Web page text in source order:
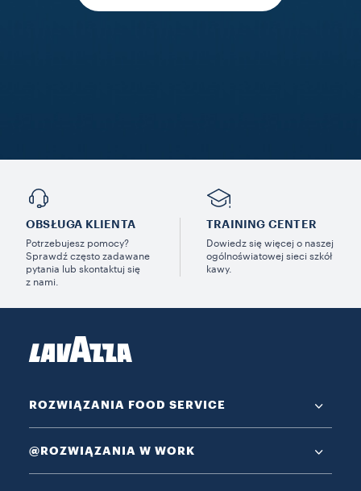
OBSŁUGA KLIENTA
Potrzebujesz pomocy?
Sprawdź często zadawane
pytania lub skontaktuj się
z nami.
TRAINING CENTER
Dowiedz się więcej o naszej
ogólnoświatowej sieci szkół
kawy.
ROZWIĄZANIA FOOD SERVICE
@ROZWIĄZANIA W WORK